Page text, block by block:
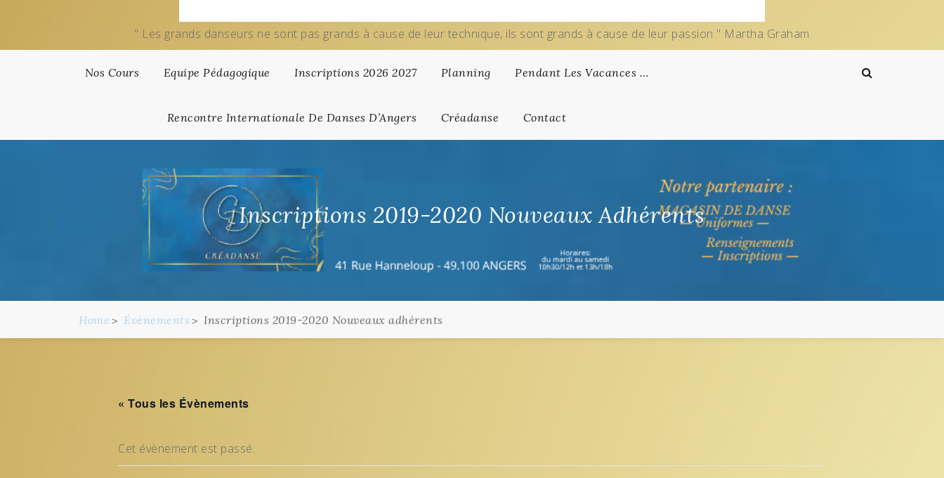
" Les grands danseurs ne sont pas grands à cause de leur technique, ils sont grands à cause de leur passion " Martha Graham
Nos Cours Equipe Pédagogique Inscriptions 2026 2027 Planning Pendant Les Vacances …
Rencontre Internationale De Danses D’Angers Créadanse Contact
Inscriptions 2019-2020 Nouveaux Adhérents
Home Évènements Inscriptions 2019-2020 Nouveaux adhérents
« Tous les Évènements
Cet évènement est passé.